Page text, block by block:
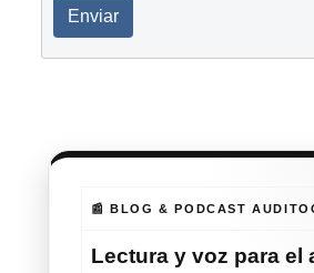
Enviar
📰 BLOG & PODCAST
Lectura y voz para el